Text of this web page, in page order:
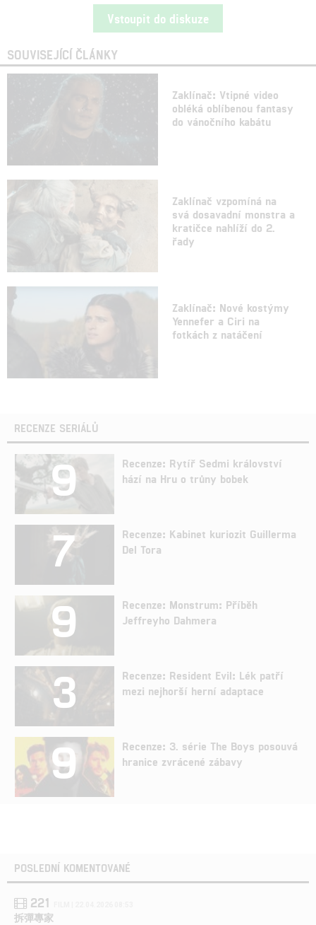
Vstoupit do diskuze
SOUVISEJÍCÍ ČLÁNKY
Zaklínač: Vtipné video
obléká oblíbenou fantasy
do vánočního kabátu
Zaklínač vzpomíná na
svá dosavadní monstra a
kratičce nahlíží do 2.
řady
Zaklínač: Nové kostýmy
Yennefer a Ciri na
fotkách z natáčení
RECENZE SERIÁLŮ
9
Recenze: Rytíř Sedmi království
hází na Hru o trůny bobek
7
Recenze: Kabinet kuriozit Guillerma
Del Tora
9
Recenze: Monstrum: Příběh
Jeffreyho Dahmera
3
Recenze: Resident Evil: Lék patří
mezi nejhorší herní adaptace
9
Recenze: 3. série The Boys posouvá
hranice zvrácené zábavy
POSLEDNÍ KOMENTOVANÉ
221
拆彈專家